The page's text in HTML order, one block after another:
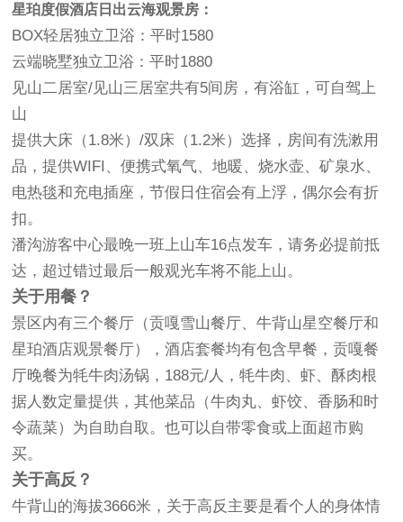
星珀度假酒店日出云海观景房：
BOX轻居独立卫浴：平时1580
云端晓墅独立卫浴：平时1880
见山二居室/见山三居室共有5间房，有浴缸，可自驾上
山
提供大床（1.8米）/双床（1.2米）选择，房间有洗漱用
品，提供WIFI、便携式氧气、地暖、烧水壶、矿泉水、
电热毯和充电插座，节假日住宿会有上浮，偶尔会有折
扣。
潘沟游客中心最晚一班上山车16点发车，请务必提前抵
达，超过错过最后一般观光车将不能上山。
关于用餐？
景区内有三个餐厅（贡嘎雪山餐厅、牛背山星空餐厅和
星珀酒店观景餐厅），酒店套餐均有包含早餐，贡嘎餐
厅晚餐为牦牛肉汤锅，188元/人，牦牛肉、虾、酥肉根
据人数定量提供，其他菜品（牛肉丸、虾饺、香肠和时
令蔬菜）为自助自取。也可以自带零食或上面超市购
买。
关于高反？
牛背山的海拔3666米，关于高反主要是看个人的身体情